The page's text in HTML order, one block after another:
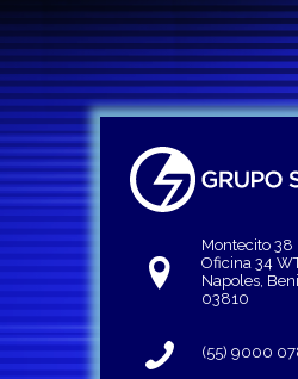
Montecito 38
Oficina 34
Napoles,
03810
(55) 9000